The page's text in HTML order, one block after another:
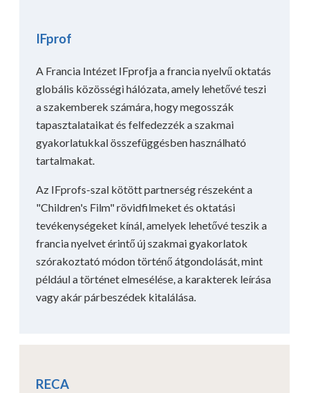
IFprof
A Francia Intézet IFprofja a francia nyelvű oktatás
globális közösségi hálózata, amely lehetővé teszi
a szakemberek számára, hogy megosszák
tapasztalataikat és felfedezzék a szakmai
gyakorlatukkal összefüggésben használható
tartalmakat.
Az IFprofs-szal kötött partnerség részeként a
"Children's Film" rövidfilmeket és oktatási
tevékenységeket kínál, amelyek lehetővé teszik a
francia nyelvet érintő új szakmai gyakorlatok
szórakoztató módon történő átgondolását, mint
például a történet elmesélése, a karakterek leírása
vagy akár párbeszédek kitalálása.
RECA